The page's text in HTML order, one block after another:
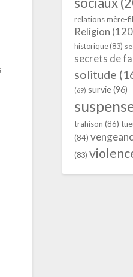
relations mère-
Religion
historique(83)
secrets de
solitude
(69) survie(96)
trahison (86)
(84)
(83)